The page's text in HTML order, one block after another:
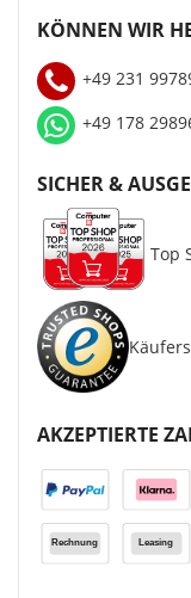
KÖNNEN WIR
+49 231
+49 178
SICHER &
Top
AKZEPTIERTE